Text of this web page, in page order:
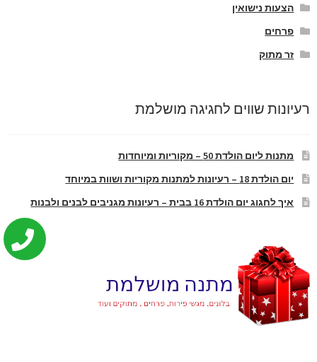
הצעות נישואין
פרחים
זר מתוק
רעיונות שווים לחגיגה מושלמת
מתנות ליום הולדת 50 – מקוריות ומיוחדות
יום הולדת 18 – רעיונות למתנות מקוריות ושוות במיוחד
איך לחגוג יום הולדת 16 בבית – רעיונות מגניבים לבנים ולבנות